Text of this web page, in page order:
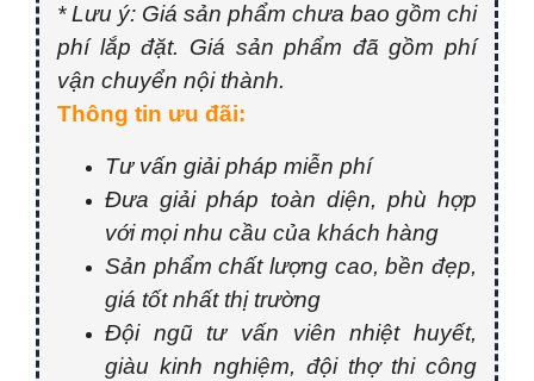
* Lưu ý: Giá sản phẩm chưa bao gồm chi
phí lắp đặt. Giá sản phẩm đã gồm phí
vận chuyển nội thành.
Thông tin ưu đãi:
Tư vấn giải pháp miễn phí
Đưa giải pháp toàn diện, phù hợp
với mọi nhu cầu của khách hàng
Sản phẩm chất lượng cao, bền đẹp,
giá tốt nhất thị trường
Đội ngũ tư vấn viên nhiệt huyết,
giàu kinh nghiệm, đội thợ thi công